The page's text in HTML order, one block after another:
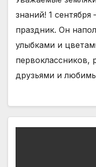
знаний! 1
праздник. Он
улыбками и
первоклассников,
друзьями и